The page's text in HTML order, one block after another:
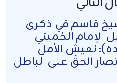
قاسم في ذكرى
الإمام الخميني
نعيش الأمل
الحقّ على الباطل